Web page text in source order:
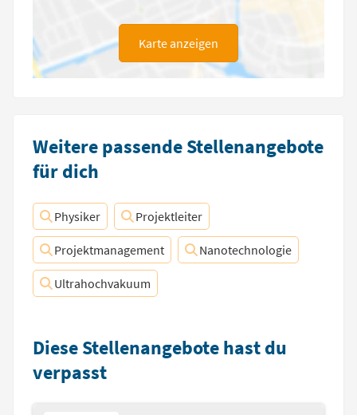
Karte anzeigen
Weitere passende Stellenangebote
für dich
Physiker Projektleiter
Projektmanagement Nanotechnologie
Ultrahochvakuum
Diese Stellenangebote hast du
verpasst